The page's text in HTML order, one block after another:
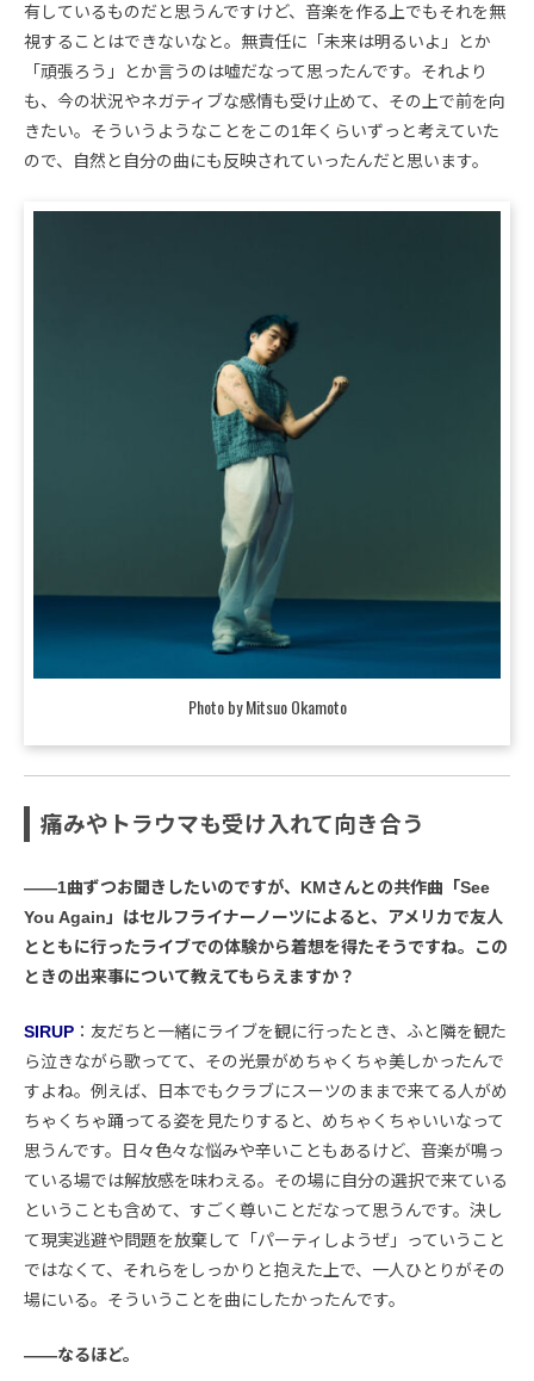
有しているものだと思うんですけど、音楽を作る上でもそれを無
視することはできないなと。無責任に「未来は明るいよ」とか
「頑張ろう」とか言うのは嘘だなって思ったんです。それより
も、今の状況やネガティブな感情も受け止めて、その上で前を向
きたい。そういうようなことをこの1年くらいずっと考えていた
ので、自然と自分の曲にも反映されていったんだと思います。
Photo by Mitsuo Okamoto
痛みやトラウマも受け入れて向き合う
――1曲ずつお聞きしたいのですが、KMさんとの共作曲「See
You Again」はセルフライナーノーツによると、アメリカで友人
とともに行ったライブでの体験から着想を得たそうですね。この
ときの出来事について教えてもらえますか？
SIRUP ：友だちと一緒にライブを観に行ったとき、ふと隣を観た
ら泣きながら歌ってて、その光景がめちゃくちゃ美しかったんで
すよね。例えば、日本でもクラブにスーツのままで来てる人がめ
ちゃくちゃ踊ってる姿を見たりすると、めちゃくちゃいいなって
思うんです。日々色々な悩みや辛いこともあるけど、音楽が鳴っ
ている場では解放感を味わえる。その場に自分の選択で来ている
ということも含めて、すごく尊いことだなって思うんです。決し
て現実逃避や問題を放棄して「パーティしようぜ」っていうこと
ではなくて、それらをしっかりと抱えた上で、一人ひとりがその
場にいる。そういうことを曲にしたかったんです。
――なるほど。